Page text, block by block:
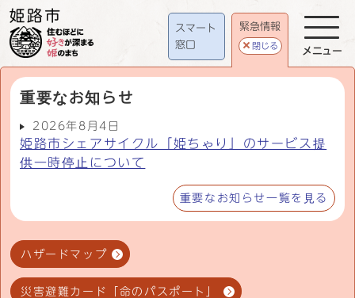
スマート
窓口
緊急情報
閉じる
重要なお知らせ
2026年8月4日
姫路市シェアサイクル「姫ちゃり」のサービス提
供一時停止について
重要なお知らせ一覧を見る
ハザードマップ
災害避難カード「命のパスポート」
メニュー